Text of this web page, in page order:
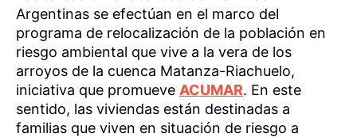
Argentinas se efectúan en el marco del
programa de relocalización de la población en
riesgo ambiental que vive a la vera de los
arroyos de la cuenca Matanza-Riachuelo,
iniciativa que promueve ACUMAR. En este
sentido, las viviendas están destinadas a
familias que viven en situación de riesgo a